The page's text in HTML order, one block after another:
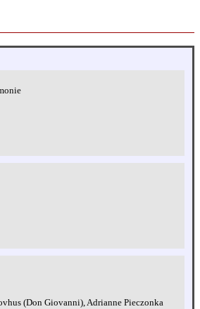
(Don Giovanni), Adrianne Pieczonka